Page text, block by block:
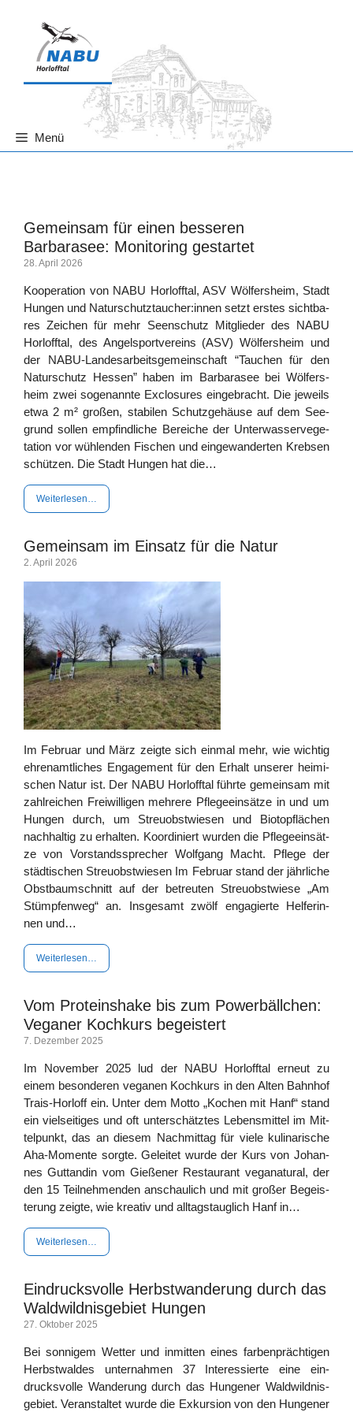
Menü
Gemeinsam für einen besseren
Barbarasee: Monitoring gestartet
28. April 2026
Koope­ra­ti­on von NABU Horl­off­tal, ASV Wöl­fers­heim, Stadt
Hun­gen und Naturschutztaucher:innen setzt ers­tes sicht­ba­
res Zei­chen für mehr Seen­schutz Mit­glie­der des NABU
Horl­off­tal, des Angel­sport­ver­eins (ASV) Wöl­fers­heim und
der NABU-Lan­­­des­ar­­­beits­­­ge­­­mein­­­schaft “Tau­chen für den
Natur­schutz Hes­sen” haben im Bar­ba­ra­see bei Wöl­fers­
heim zwei soge­nann­te Exclo­sures ein­ge­bracht. Die jeweils
etwa 2 m² gro­ßen, sta­bi­len Schutz­ge­häu­se auf dem See­
grund sol­len emp­find­li­che Berei­che der Unter­was­ser­ve­ge­
ta­ti­on vor wüh­len­den Fischen und ein­ge­wan­der­ten Kreb­sen
schüt­zen. Die Stadt Hun­gen hat die…
Wei­ter­le­sen…
Gemeinsam im Einsatz für die Natur
2. April 2026
Im Febru­ar und März zeig­te sich ein­mal mehr, wie wich­tig
ehren­amt­li­ches Enga­ge­ment für den Erhalt unse­rer hei­mi­
schen Natur ist. Der NABU Horl­off­tal führ­te gemein­sam mit
zahl­rei­chen Frei­wil­li­gen meh­re­re Pfle­ge­ein­sät­ze in und um
Hun­gen durch, um Streu­obst­wie­sen und Bio­top­flä­chen
nach­hal­tig zu erhal­ten. Koor­di­niert wur­den die Pfle­ge­ein­sät­
ze von Vor­stands­spre­cher Wolf­gang Macht. Pfle­ge der
städ­ti­schen Streu­obst­wie­sen Im Febru­ar stand der jähr­li­che
Obst­baum­schnitt auf der betreu­ten Streu­obst­wie­se „Am
Stümp­fen­weg“ an. Ins­ge­samt zwölf enga­gier­te Hel­fe­rin­
nen und…
Wei­ter­le­sen…
Vom Proteinshake bis zum Powerbällchen:
Veganer Kochkurs begeistert
7. Dezem­ber 2025
Im Novem­ber 2025 lud der NABU Horl­off­tal erneut zu
einem beson­de­ren vega­nen Koch­kurs in den Alten Bahn­hof
Trais-Hor­l­off ein. Unter dem Mot­to „Kochen mit Hanf“ stand
ein viel­sei­ti­ges und oft unter­schätz­tes Lebens­mit­tel im Mit­
tel­punkt, das an die­sem Nach­mit­tag für vie­le kuli­na­ri­sche
Aha-Momen­­­te sorg­te. Gelei­tet wur­de der Kurs von Johan­
nes Gutt­an­din vom Gie­ße­ner Restau­rant vega­na­tu­ral, der
den 15 Teil­neh­men­den anschau­lich und mit gro­ßer Begeis­
te­rung zeig­te, wie krea­tiv und all­tags­taug­lich Hanf in…
Wei­ter­le­sen…
Eindrucksvolle Herbstwanderung durch das
Waldwildnisgebiet Hungen
27. Okto­ber 2025
Bei son­ni­gem Wet­ter und inmit­ten eines far­ben­präch­ti­gen
Herbst­wal­des unter­nah­men 37 Inter­es­sier­te eine ein­
drucks­vol­le Wan­de­rung durch das Hun­ge­ner Wald­wild­nis­
ge­biet. Ver­an­stal­tet wur­de die Exkur­si­on von den Hun­ge­ner